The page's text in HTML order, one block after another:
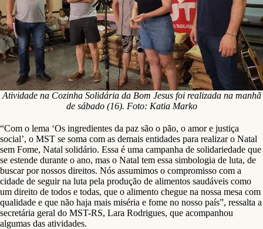
Atividade na Cozinha Solidária da Bom Jesus foi realizada na manhã
de sábado (16). Foto: Katia Marko
“Com o lema ‘Os ingredientes da paz são o pão, o amor e justiça
social’, o MST se soma com as demais entidades para realizar o Natal
sem Fome, Natal solidário. Essa é uma campanha de solidariedade que
se estende durante o ano, mas o Natal tem essa simbologia de luta, de
buscar por nossos direitos. Nós assumimos o compromisso com a
cidade de seguir na luta pela produção de alimentos saudáveis como
um direito de todos e todas, que o alimento chegue na nossa mesa com
qualidade e que não haja mais miséria e fome no nosso país”, ressalta a
secretária geral do MST-RS, Lara Rodrigues, que acompanhou
algumas das atividades.